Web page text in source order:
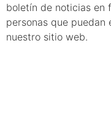
boletín de noticias en
personas que
nuestro sitio web.